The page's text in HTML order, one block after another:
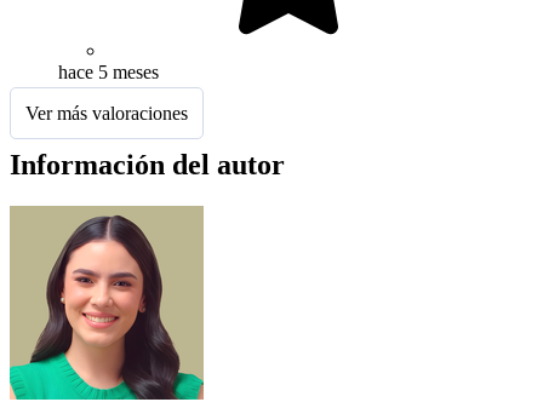
hace 5 meses
Ver más valoraciones
Información del autor